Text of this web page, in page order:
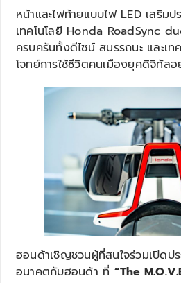
หน้าและไฟท้ายแบบไฟ LED เสริม
เทคโนโลยี Honda RoadSync
ครบครันทั้งดีไซน์ สมรรถนะ และเท
โจทย์การใช้ชีวิตคนเมืองยุคดิจิทัล
ฮอนด้าเชิญชวนผู้ที่สนใจร่วมเปิดป
อนาคตกับฮอนด้า ที่ “The